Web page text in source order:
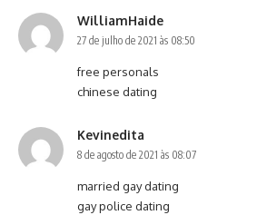
WilliamHaide
27 de julho de 2021 às 08:50
free personals
chinese dating
Kevinedita
8 de agosto de 2021 às 08:07
married gay dating
gay police dating